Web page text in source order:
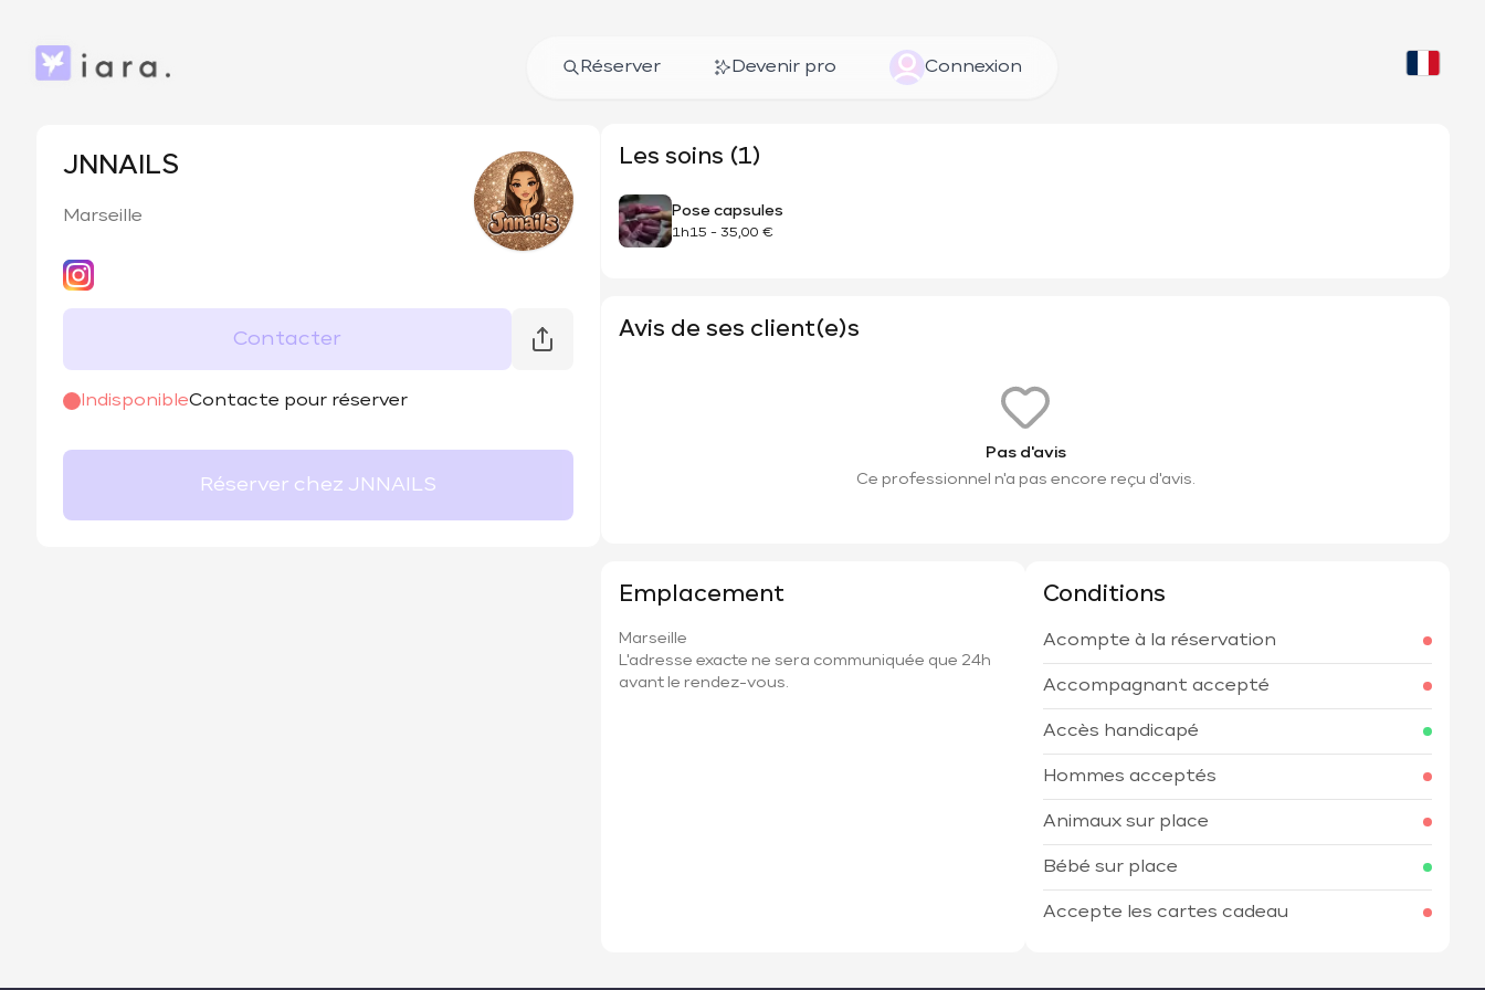
Réserver Devenir pro Connexion
JNNAILS
Marseille
Contacter
IndisponibleContacte pour réserver
@__JNNAILS__
Réserver chez JNNAILS
Les soins (1)
Pose capsules
1h15 - 35,00 €
Avis de ses client(e)s
Pas d'avis
Ce professionnel n'a pas encore reçu d'avis.
Emplacement
Marseille
L'adresse exacte ne sera communiquée que 24h
avant le rendez-vous.
Conditions
Acompte à la réservation
Accompagnant accepté
Accès handicapé
Hommes acceptés
Animaux sur place
Bébé sur place
Accepte les cartes cadeau